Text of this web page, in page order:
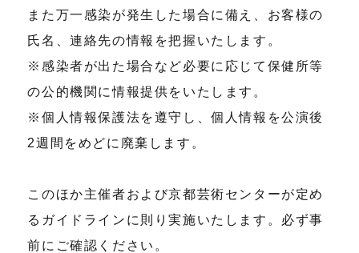
また万一感染が発生した場合に備え、お客様の
氏名、連絡先の情報を把握いたします。
※感染者が出た場合など必要に応じて保健所等
の公的機関に情報提供をいたします。
※個人情報保護法を遵守し、個人情報を公演後
2週間をめどに廃棄します。
このほか主催者および京都芸術センターが定め
るガイドラインに則り実施いたします。必ず事
前にご確認ください。